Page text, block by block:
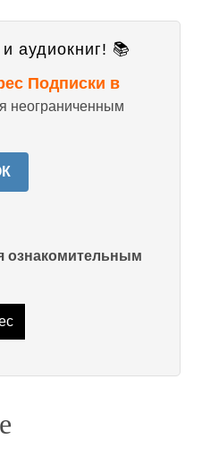
аудиокниг! 📚
Подписки в
неограниченным
ознакомительным